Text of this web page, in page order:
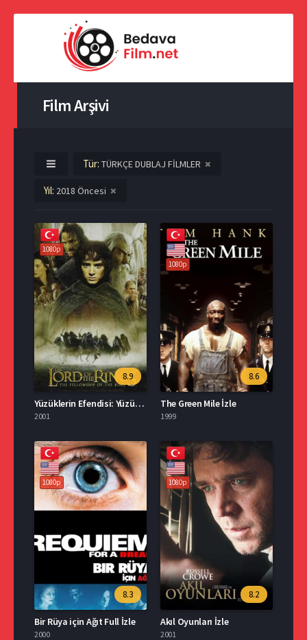
Film Arşivi
Tür: TÜRKÇE DUBLAJ FİLMLER
Yıl: 2018 Öncesi
1080p
8.9
Yüzüklerin Efendisi: Yüzük Kardeşliği İzle
2001
1080p
8.6
The Green Mile İzle
1999
1080p
8.3
Bir Rüya için Ağıt Full İzle
2000
1080p
8.2
Akıl Oyunları İzle
2001